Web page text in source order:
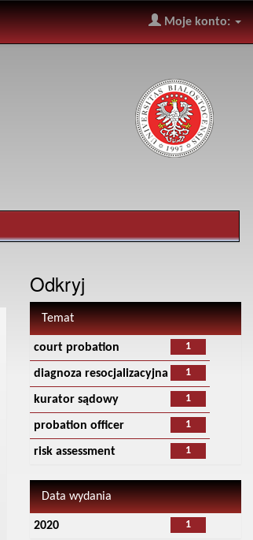
Moje konto:
Odkryj
Temat
1
court probation
1
diagnoza resocjalizacyjna
1
kurator sądowy
1
probation officer
1
risk assessment
Data wydania
1
2020